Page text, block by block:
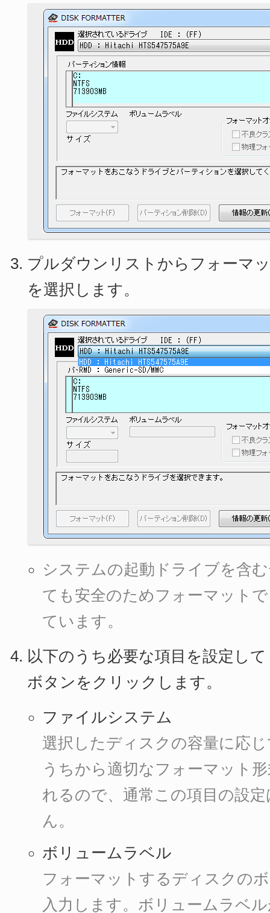
プルダウンリストからフォーマ
を選択します。
システムの起動ドライブを含
ても安全のためフォーマット
ています。
以下のうち必要な項目を設定し
ボタンをクリックします。
ファイルシステム
選択したディスクの容量に応じ
うちから適切なフォーマット
れるので、通常この項目の設
ん。
ボリュームラベル
フォーマットするディスクの
入力します。ボリュームラベ